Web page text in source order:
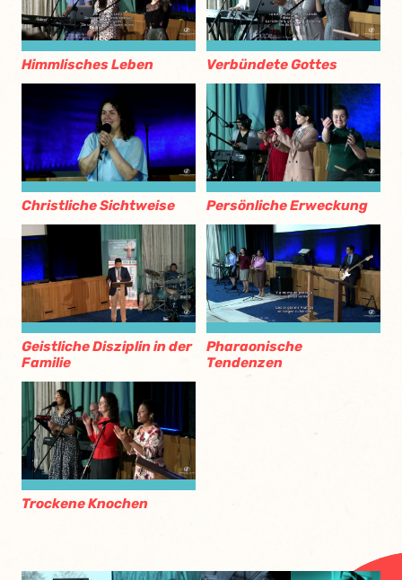
Himmlisches Leben Verbündete Gottes
Christliche Sichtweise Persönliche Erweckung
Geistliche Disziplin in der
Familie
Pharaonische
Tendenzen
Trockene Knochen